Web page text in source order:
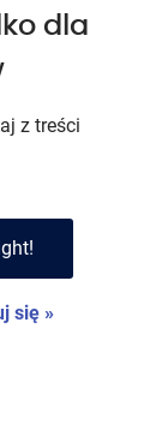
dla
z treści
się »